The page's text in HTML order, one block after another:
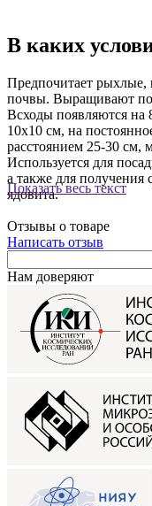
Показать весь текст
В каких
Предпочитает
почвы. Выращивают
Всходы появляются на
10х10 см, на
расстоянием 25-30 см,
Используется для
а также для получения
ядовита.
Отзывы о товаре
Написать отзыв
Нам доверяют